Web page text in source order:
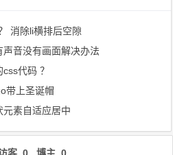
消除li横排后空隙
音没有画面解决办法
代码 ？
带上圣诞帽
元素自适应居中
访客 0 博主 0